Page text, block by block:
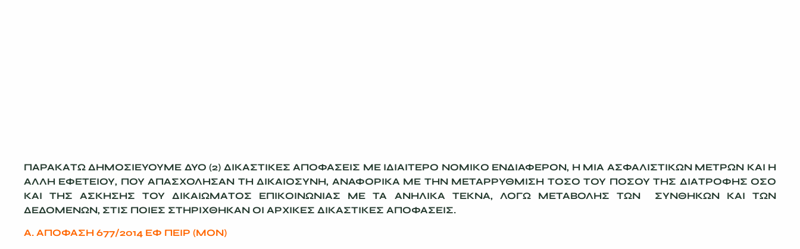
ΠΑΡΑΚΑΤΩ ΔΗΜΟΣΙΕΥΟΥΜΕ ΔΥΟ (2) ΔΙΚΑΣΤΙΚΕΣ ΑΠΟΦΑΣΕΙΣ ΜΕ ΙΔΙΑΙΤΕΡΟ ΝΟΜΙΚΟ ΕΝΔΙΑΦΕΡΟΝ, Η ΜΙΑ ΑΣΦΑΛΙΣΤΙΚΩΝ ΜΕΤΡΩΝ ΚΑΙ Η
ΑΛΛΗ ΕΦΕΤΕΙΟΥ, ΠΟΥ ΑΠΑΣΧΟΛΗΣΑΝ ΤΗ ΔΙΚΑΙΟΣΥΝΗ, ΑΝΑΦΟΡΙΚΑ ΜΕ ΤΗΝ ΜΕΤΑΡΡΥΘΜΙΣΗ ΤΟΣΟ ΤΟΥ ΠΟΣΟΥ ΤΗΣ ΔΙΑΤΡΟΦΗΣ ΟΣΟ
ΚΑΙ ΤΗΣ ΑΣΚΗΣΗΣ ΤΟΥ ΔΙΚΑΙΩΜΑΤΟΣ ΕΠΙΚΟΙΝΩΝΙΑΣ ΜΕ ΤΑ ΑΝΗΛΙΚΑ ΤΕΚΝΑ, ΛΟΓΩ ΜΕΤΑΒΟΛΗΣ ΤΩΝ ΣΥΝΘΗΚΩΝ ΚΑΙ ΤΩΝ
ΔΕΔΟΜΕΝΩΝ, ΣΤΙΣ ΠΟΙΕΣ ΣΤΗΡΙΧΘΗΚΑΝ ΟΙ ΑΡΧΙΚΕΣ ΔΙΚΑΣΤΙΚΕΣ ΑΠΟΦΑΣΕΙΣ.
Α. ΑΠΟΦΑΣΗ 677/2014 ΕΦ ΠΕΙΡ (ΜΟΝ)